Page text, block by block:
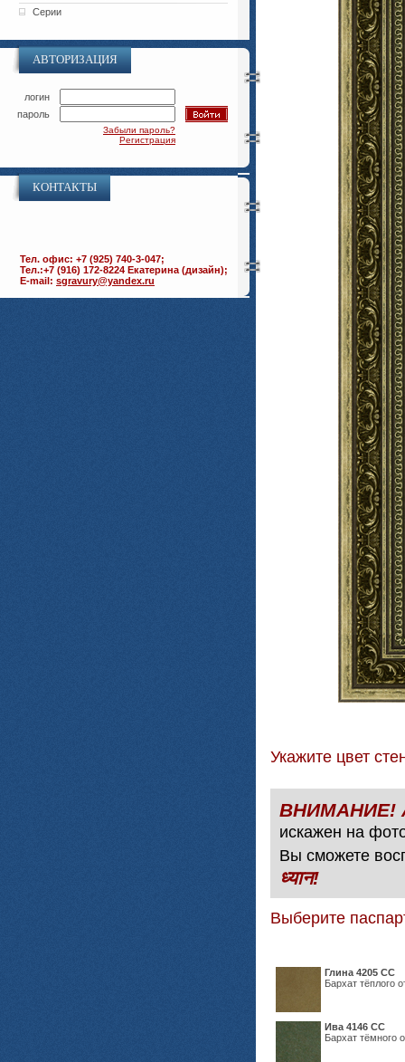
Серии
АВТОРИЗАЦИЯ
логин
пароль
Забыли пароль?
Регистрация
КОНТАКТЫ
Тел. офис: +7 (925) 740-3-047;
Тел.:+7 (916) 172-8224 Екатерина (дизайн);
E-mail: sgravury@yandex.ru
Укажите цвет
искажен на
Вы сможете
ध्यान!
Выберите
Глина 4205 СС
Бархат тёплого
Ива 4146 СС
Бархат тёмного